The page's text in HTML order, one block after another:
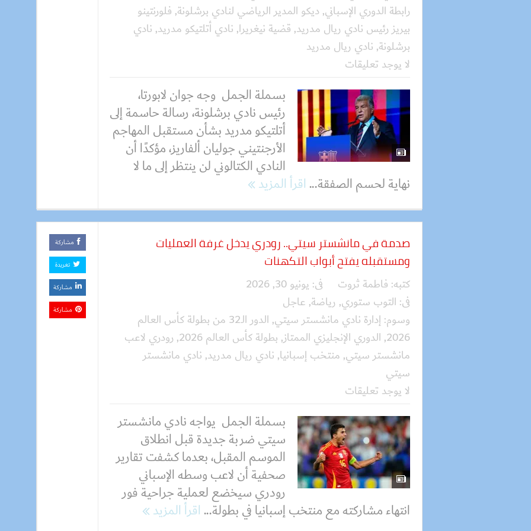
رابطة الدوري الإسباني, ديكو المدير الرياضي لنادي برشلونة, فلورنتينو
بيريز رئيس نادي ريال مدريد, قضية نيغريرا, نادي أتلتيكو مدريد, نادي
برشلونة, نادي ريال مدريد
لا يوجد تعليقات
بسملة الجمل وجه جوان لابورتا،
رئيس نادي برشلونة، رسالة حاسمة إلى
أتلتيكو مدريد بشأن مستقبل المهاجم
الأرجنتيني جوليان ألفاريز، مؤكدًا أن
النادي الكتالوني لن ينتظر إلى ما لا
نهاية لحسم الصفقة...اقرأ المزيد
صدمة في مانشستر سيتي.. رودري يدخل غرفة العمليات
ومستقبله يفتح أبواب التكهنات
كتبه: فاطمة ثروت فى: يونيو 30, 2026
فى: التوب ستوري, رياضة, عاجل
وسوم: إدارة نادي مانشستر سيتي,
الدور الـ32 من بطولة كأس العالم
2026
, الدوري الإنجليزي الممتاز, بطولة كأس العالم 2026 , رودري لاعب
مانشستر سيتي, منتخب إسبانيا, نادي ريال مدريد, نادي مانشستر
سيتي
لا يوجد تعليقات
بسملة الجمل يواجه نادي مانشستر
سيتي ضربة جديدة قبل انطلاق
الموسم المقبل، بعدما كشفت تقارير
صحفية أن لاعب وسطه الإسباني
رودري سيخضع لعملية جراحية فور
انتهاء مشاركته مع منتخب إسبانيا في بطولة...اقرأ المزيد
مشاركة
تغريدة
مشاركة
مشاركة